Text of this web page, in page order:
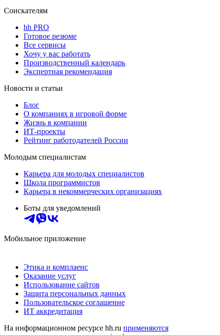
Соискателям
hh PRO
Готовое резюме
Все сервисы
Хочу у вас работать
Производственный календарь
Экспертная рекомендация
Новости и статьи
Блог
О компаниях в игровой форме
Жизнь в компании
ИТ-проекты
Рейтинг работодателей России
Молодым специалистам
Карьера для молодых специалистов
Школа программистов
Карьера в некоммерческих организациях
Боты для уведомлений
Мобильное приложение
Этика и комплаенс
Оказание услуг
Использование сайтов
Защита персональных данных
Пользовательское соглашение
ИТ аккредитация
На информационном ресурсе hh.ru применяются